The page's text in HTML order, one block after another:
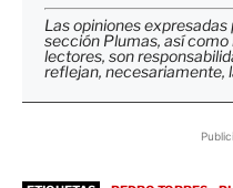
Las opiniones
sección Plumas, así
lectores, son
reflejan, necesariamente,